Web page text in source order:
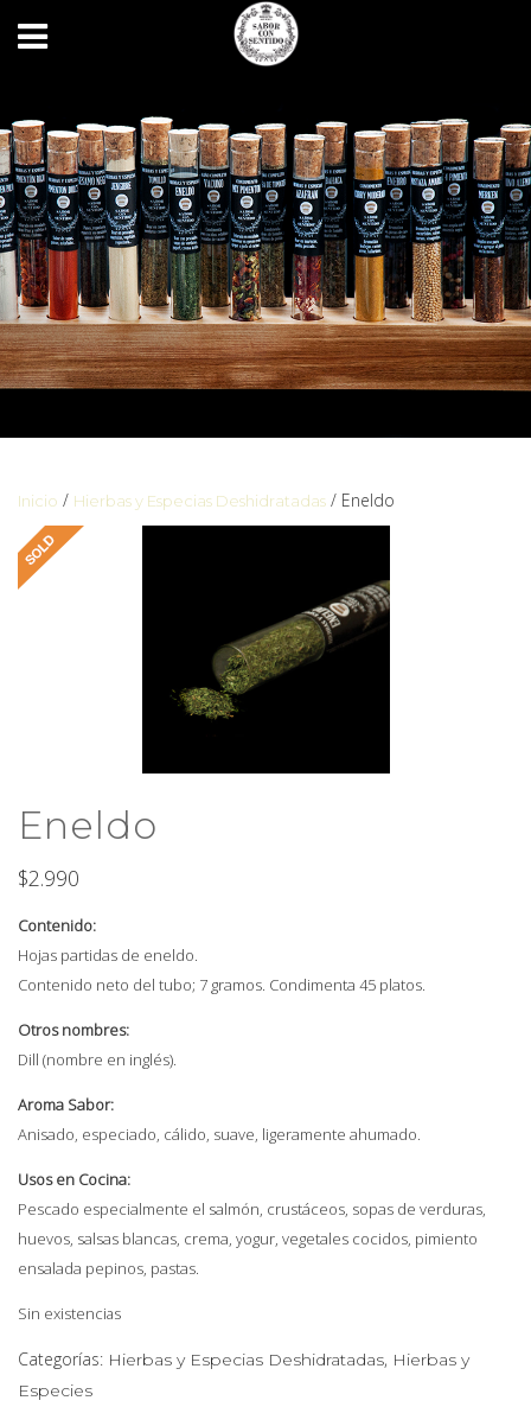
Inicio / Hierbas y Especias Deshidratadas / Eneldo
Eneldo
$2.990
Contenido:
Hojas partidas de eneldo.
Contenido neto del tubo; 7 gramos. Condimenta 45 platos.
Otros nombres:
Dill (nombre en inglés).
Aroma Sabor:
Anisado, especiado, cálido, suave, ligeramente ahumado.
Usos en Cocina:
Pescado especialmente el salmón, crustáceos, sopas de verduras,
huevos, salsas blancas, crema, yogur, vegetales cocidos, pimiento
ensalada pepinos, pastas.
Sin existencias
Categorías: Hierbas y Especias Deshidratadas, Hierbas y
Especies